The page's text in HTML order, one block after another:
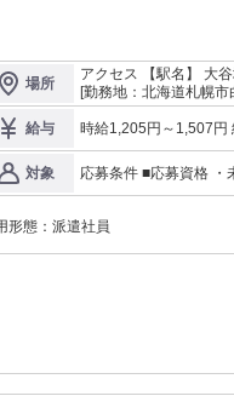
場所
アクセス 【駅名】 大谷地駅
徒歩15分 ※車・バイク・自転車通
060-0002 北海道札幌
歴書も来社も不要の
[勤務地：北海道札幌
給与
時給1,205円～1,507円
無し 通勤手当 無し
対象
形態： 派遣社員